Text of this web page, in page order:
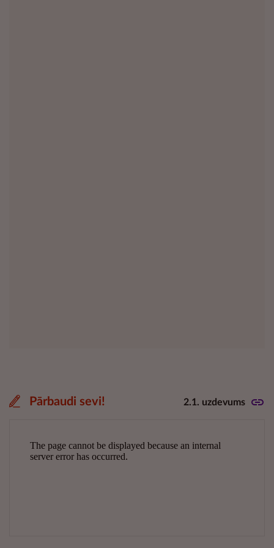
Pārbaudi sevi! 2.1. uzdevums